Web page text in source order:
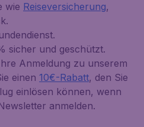
wie Reiseversicherung,
sicher und geschützt.
Anmeldung zu unserem
einen 10€-Rabatt, den Sie
einlösen können, wenn
anmelden.